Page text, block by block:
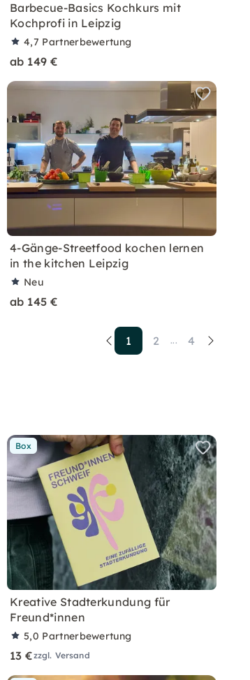
Barbecue-Basics Kochkurs mit
Kochprofi in Leipzig
4,7 Partnerbewertung
ab 149 €
4-Gänge-Streetfood kochen lernen
in the kitchen Leipzig
Neu
ab 145 €
1 2 ... 4
Box
Kreative Stadterkundung für
Freund*innen
5,0 Partnerbewertung
13 €zzgl. Versand